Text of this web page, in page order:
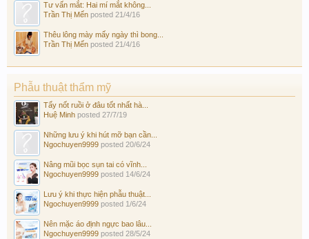
Tư vấn mắt: Hai mí mắt không...
Trần Thị Mến posted 21/4/16
Thêu lông mày mấy ngày thì bong...
Trần Thị Mến posted 21/4/16
Phẫu thuật thẩm mỹ
Tẩy nốt ruồi ở đâu tốt nhất hà...
Huệ Minh posted 27/7/19
Những lưu ý khi hút mỡ bạn cần...
Ngochuyen9999 posted 20/6/24
Nâng mũi bọc sụn tai có vĩnh...
Ngochuyen9999 posted 14/6/24
Lưu ý khi thực hiện phẫu thuật...
Ngochuyen9999 posted 1/6/24
Nên mặc áo định ngực bao lâu...
Ngochuyen9999 posted 28/5/24